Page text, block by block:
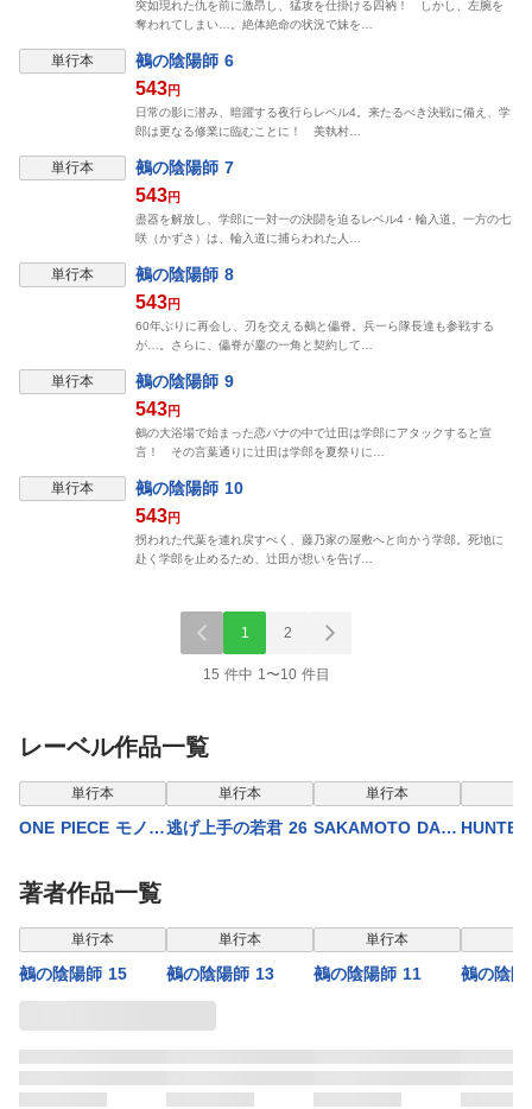
突如現れた仇を前に激昂し、猛攻を仕掛ける四衲！ しかし、左腕を
奪われてしまい…。絶体絶命の状況で妹を…
単行本 鵺の陰陽師 6
543円
日常の影に潜み、暗躍する夜行らレベル4。来たるべき決戦に備え、学
郎は更なる修業に臨むことに！ 美執村…
単行本 鵺の陰陽師 7
543円
盡器を解放し、学郎に一対一の決闘を迫るレベル4・輪入道。一方の七
咲（かずさ）は、輪入道に捕らわれた人…
単行本 鵺の陰陽師 8
543円
60年ぶりに再会し、刃を交える鵺と儡脊。兵一ら隊長達も参戦する
が…。さらに、儡脊が鏖の一角と契約して…
単行本 鵺の陰陽師 9
543円
鵺の大浴場で始まった恋バナの中で辻田は学郎にアタックすると宣
言！ その言葉通りに辻田は学郎を夏祭りに…
単行本 鵺の陰陽師 10
543円
拐われた代葉を連れ戻すべく、藤乃家の屋敷へと向かう学郎。死地に
赴く学郎を止めるため、辻田が想いを告げ…
1 2
15 件中 1〜10 件目
レーベル作品一覧
単行本
ONE PIECE モノク
単行本
逃げ上手の若君 26
単行本
SAKAMOTO DAYS
著者作品一覧
単行本
鵺の陰陽師 15
単行本
鵺の陰陽師 13
単行本
鵺の陰陽師 11 鵺の陰